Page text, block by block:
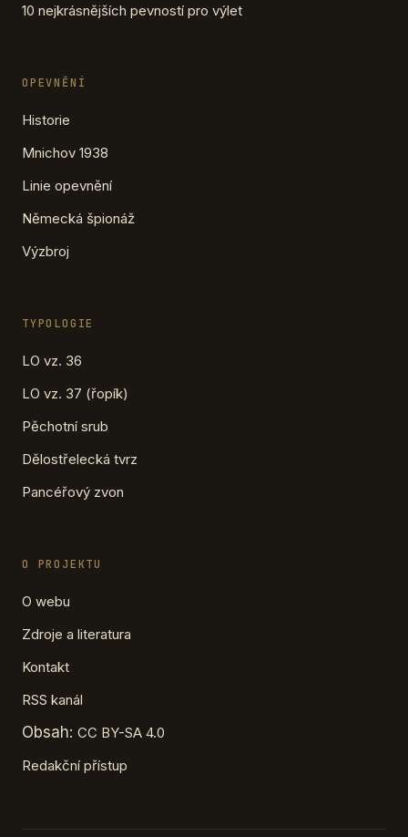
10 nejkrásnějších pevností pro výlet
OPEVNĚNÍ
Historie
Mnichov 1938
Linie opevnění
Německá špionáž
Výzbroj
TYPOLOGIE
LO vz. 36
LO vz. 37 (řopík)
Pěchotní srub
Dělostřelecká tvrz
Pancéřový zvon
O PROJEKTU
O webu
Zdroje a literatura
Kontakt
RSS kanál
Obsah: CC BY-SA 4.0
Redakční přístup